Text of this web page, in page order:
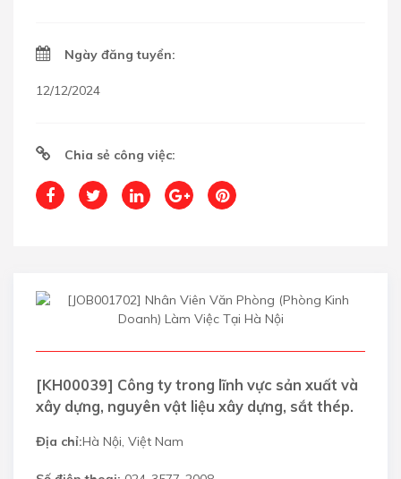
Ngày đăng tuyển:
12/12/2024
Chia sẻ công việc:
[KH00039] Công ty trong lĩnh vực sản xuất và
xây dựng, nguyên vật liệu xây dựng, sắt thép.
Địa chỉ:Hà Nội, Việt Nam